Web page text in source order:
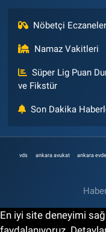
Nöbetçi Eczaneler
Namaz Vakitleri
Süper Lig Puan
ve Fikstür
Son Dakika
vds ankara avukat ankara
En iyi site deneyimi